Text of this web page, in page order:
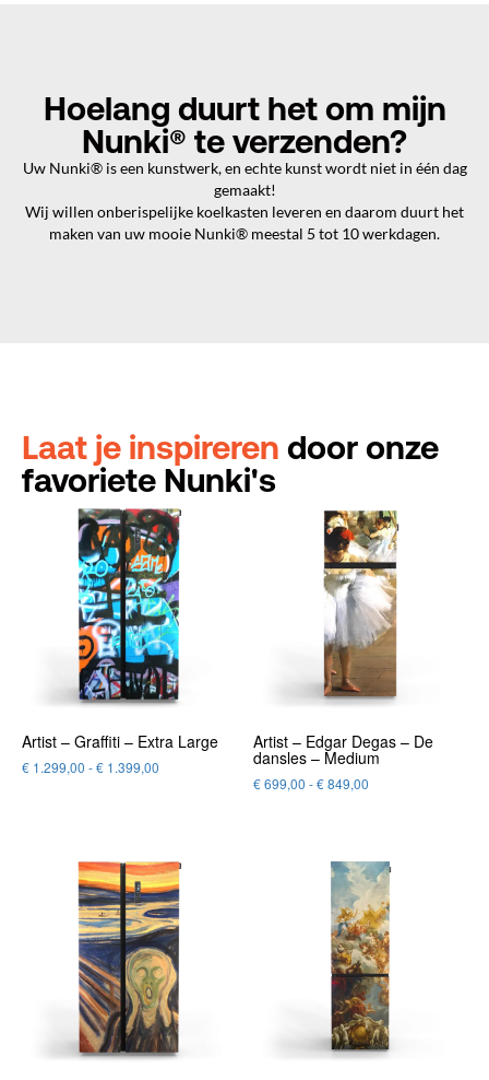
Hoelang duurt het om mijn
Nunki® te verzenden?
Uw Nunki® is een kunstwerk, en echte kunst wordt niet in één dag
gemaakt!
Wij willen onberispelijke koelkasten leveren en daarom duurt het
maken van uw mooie Nunki® meestal 5 tot 10 werkdagen.
Laat je inspireren door onze
favoriete Nunki's
Artist – Graffiti – Extra Large
€ 1.299,00 -€ 1.399,00
Artist – Edgar Degas – De
dansles – Medium
€699,00 -€849,00